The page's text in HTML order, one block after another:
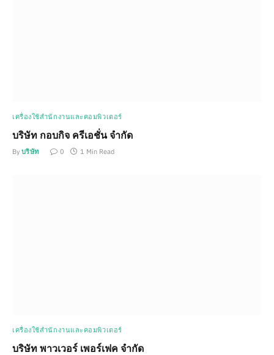
เครื่องใช้สำนักงานและคอมพิวเตอร์
บริษัท กอบกิจ ครีเอชั่น จำกัด
By บริษัท 0 1 Min Read
เครื่องใช้สำนักงานและคอมพิวเตอร์
บริษัท พาวเวอร์ เพอร์เฟค จำกัด